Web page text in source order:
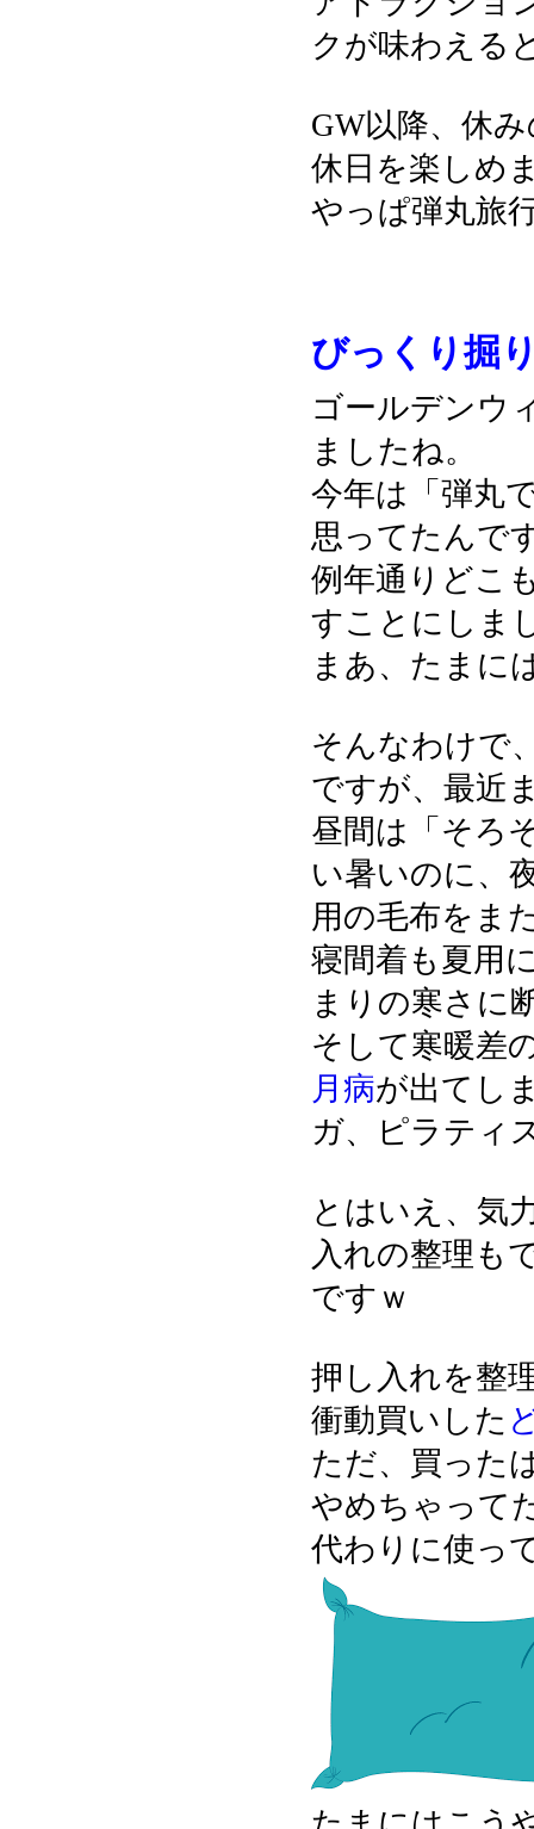
クが味わえる
GW以降、休
休日を楽しめ
やっぱ弾丸旅
びっくり掘
ゴールデンウ
ましたね。
今年は「弾丸
思ってたんで
例年通りどこ
すことにしま
まあ、たまに
そんなわけで
ですが、最近
昼間は「そろ
い暑いのに、
用の毛布をま
寝間着も夏用
まりの寒さに
そして寒暖差
月病が出てし
ガ、ピラティ
とはいえ、気
入れの整理も
ですｗ
押し入れを整
衝動買いした
ただ、買った
やめちゃって
代わりに使っ